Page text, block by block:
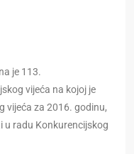
je 113.
vijeća na kojoj je
vijeća za 2016. godinu,
u radu Konkurencijskog